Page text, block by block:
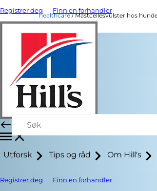
Registrer deg Finn en forhandler
Utforsk Tips og råd Om Hill's
Registrer deg Finn en forhandler
healthcare Mastcellesvulster hos